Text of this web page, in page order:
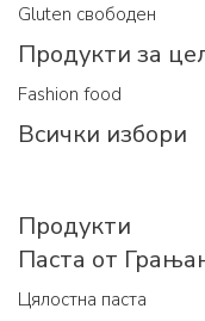
Gluten свободен
Продукти за
Fashion food
Всички избори
Продукти
Паста от
Цялостна паста